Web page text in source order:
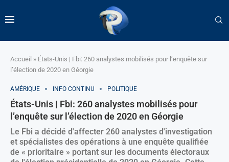
Accueil » États-Unis | Fbi: 260 analystes mobilisés pour l’enquête sur
l’élection de 2020 en Géorgie
AMÉRIQUE INFO CONTINU POLITIQUE
États-Unis | Fbi: 260 analystes mobilisés pour
l’enquête sur l’élection de 2020 en Géorgie
Le Fbi a décidé d'affecter 260 analystes d'investigation
et spécialistes des opérations à une enquête qualifiée
de « prioritaire » portant sur les documents électoraux